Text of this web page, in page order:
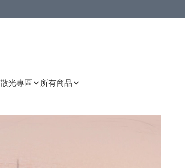
散光專區 所有商品